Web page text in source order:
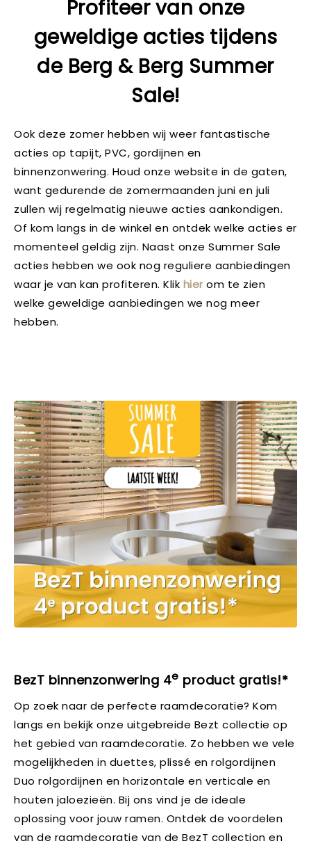
Profiteer van onze
geweldige acties tijdens
de Berg & Berg Summer
Sale!
Ook deze zomer hebben wij weer fantastische
acties op tapijt, PVC, gordijnen en
binnenzonwering. Houd onze website in de gaten,
want gedurende de zomermaanden juni en juli
zullen wij regelmatig nieuwe acties aankondigen.
Of kom langs in de winkel en ontdek welke acties er
momenteel geldig zijn. Naast onze Summer Sale
acties hebben we ook nog reguliere aanbiedingen
waar je van kan profiteren. Klik hierom te zien
welke geweldige aanbiedingen we nog meer
hebben.
BezT binnenzonwering 4e product gratis!*
Op zoek naar de perfecte raamdecoratie? Kom
langs en bekijk onze uitgebreide Bezt collectie op
het gebied van raamdecoratie. Zo hebben we vele
mogelijkheden in duettes, plissé en rolgordijnen
Duo rolgordijnen en horizontale en verticale en
houten jaloezieën. Bij ons vind je de ideale
oplossing voor jouw ramen. Ontdek de voordelen
van de raamdecoratie van de BezT collection en